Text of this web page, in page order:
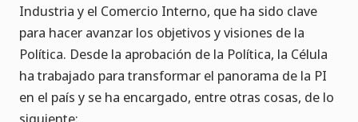
Industria y el Comercio Interno, que ha sido clave
para hacer avanzar los objetivos y visiones de la
Política. Desde la aprobación de la Política, la Célula
ha trabajado para transformar el panorama de la PI
en el país y se ha encargado, entre otras cosas, de lo